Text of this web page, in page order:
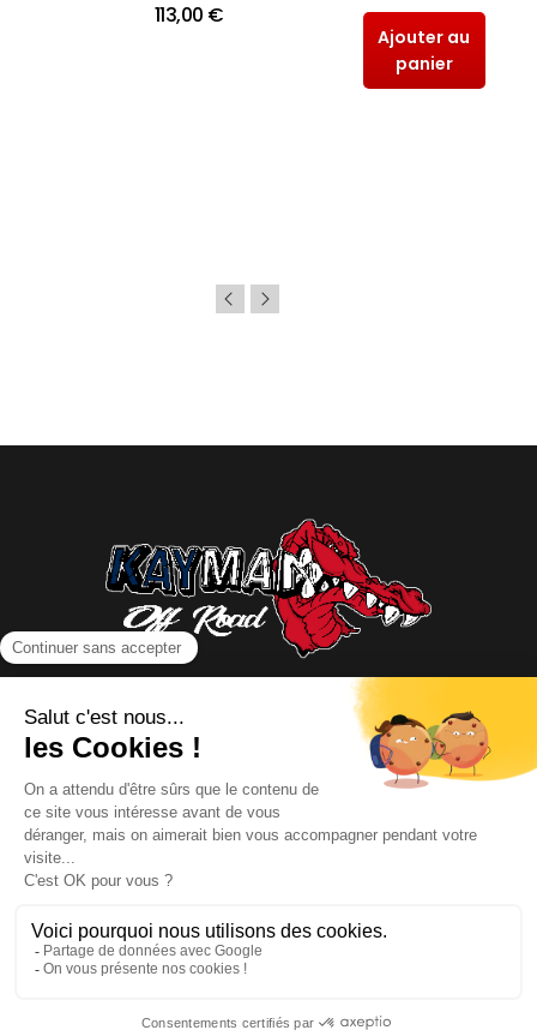
113,00 €
Ajouter au
panier
NOUS CONTACTER
INFORMATIONS
NOS PARTENAIRES
HORAIRES D'OUVERTURE